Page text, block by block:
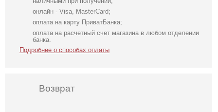
онлайн - Visa, MasterCard;
оплата на карту ПриватБанка;
оплата на расчетный счет магазина в любом отделении
банка.
Подробнее о способах оплаты
Возврат